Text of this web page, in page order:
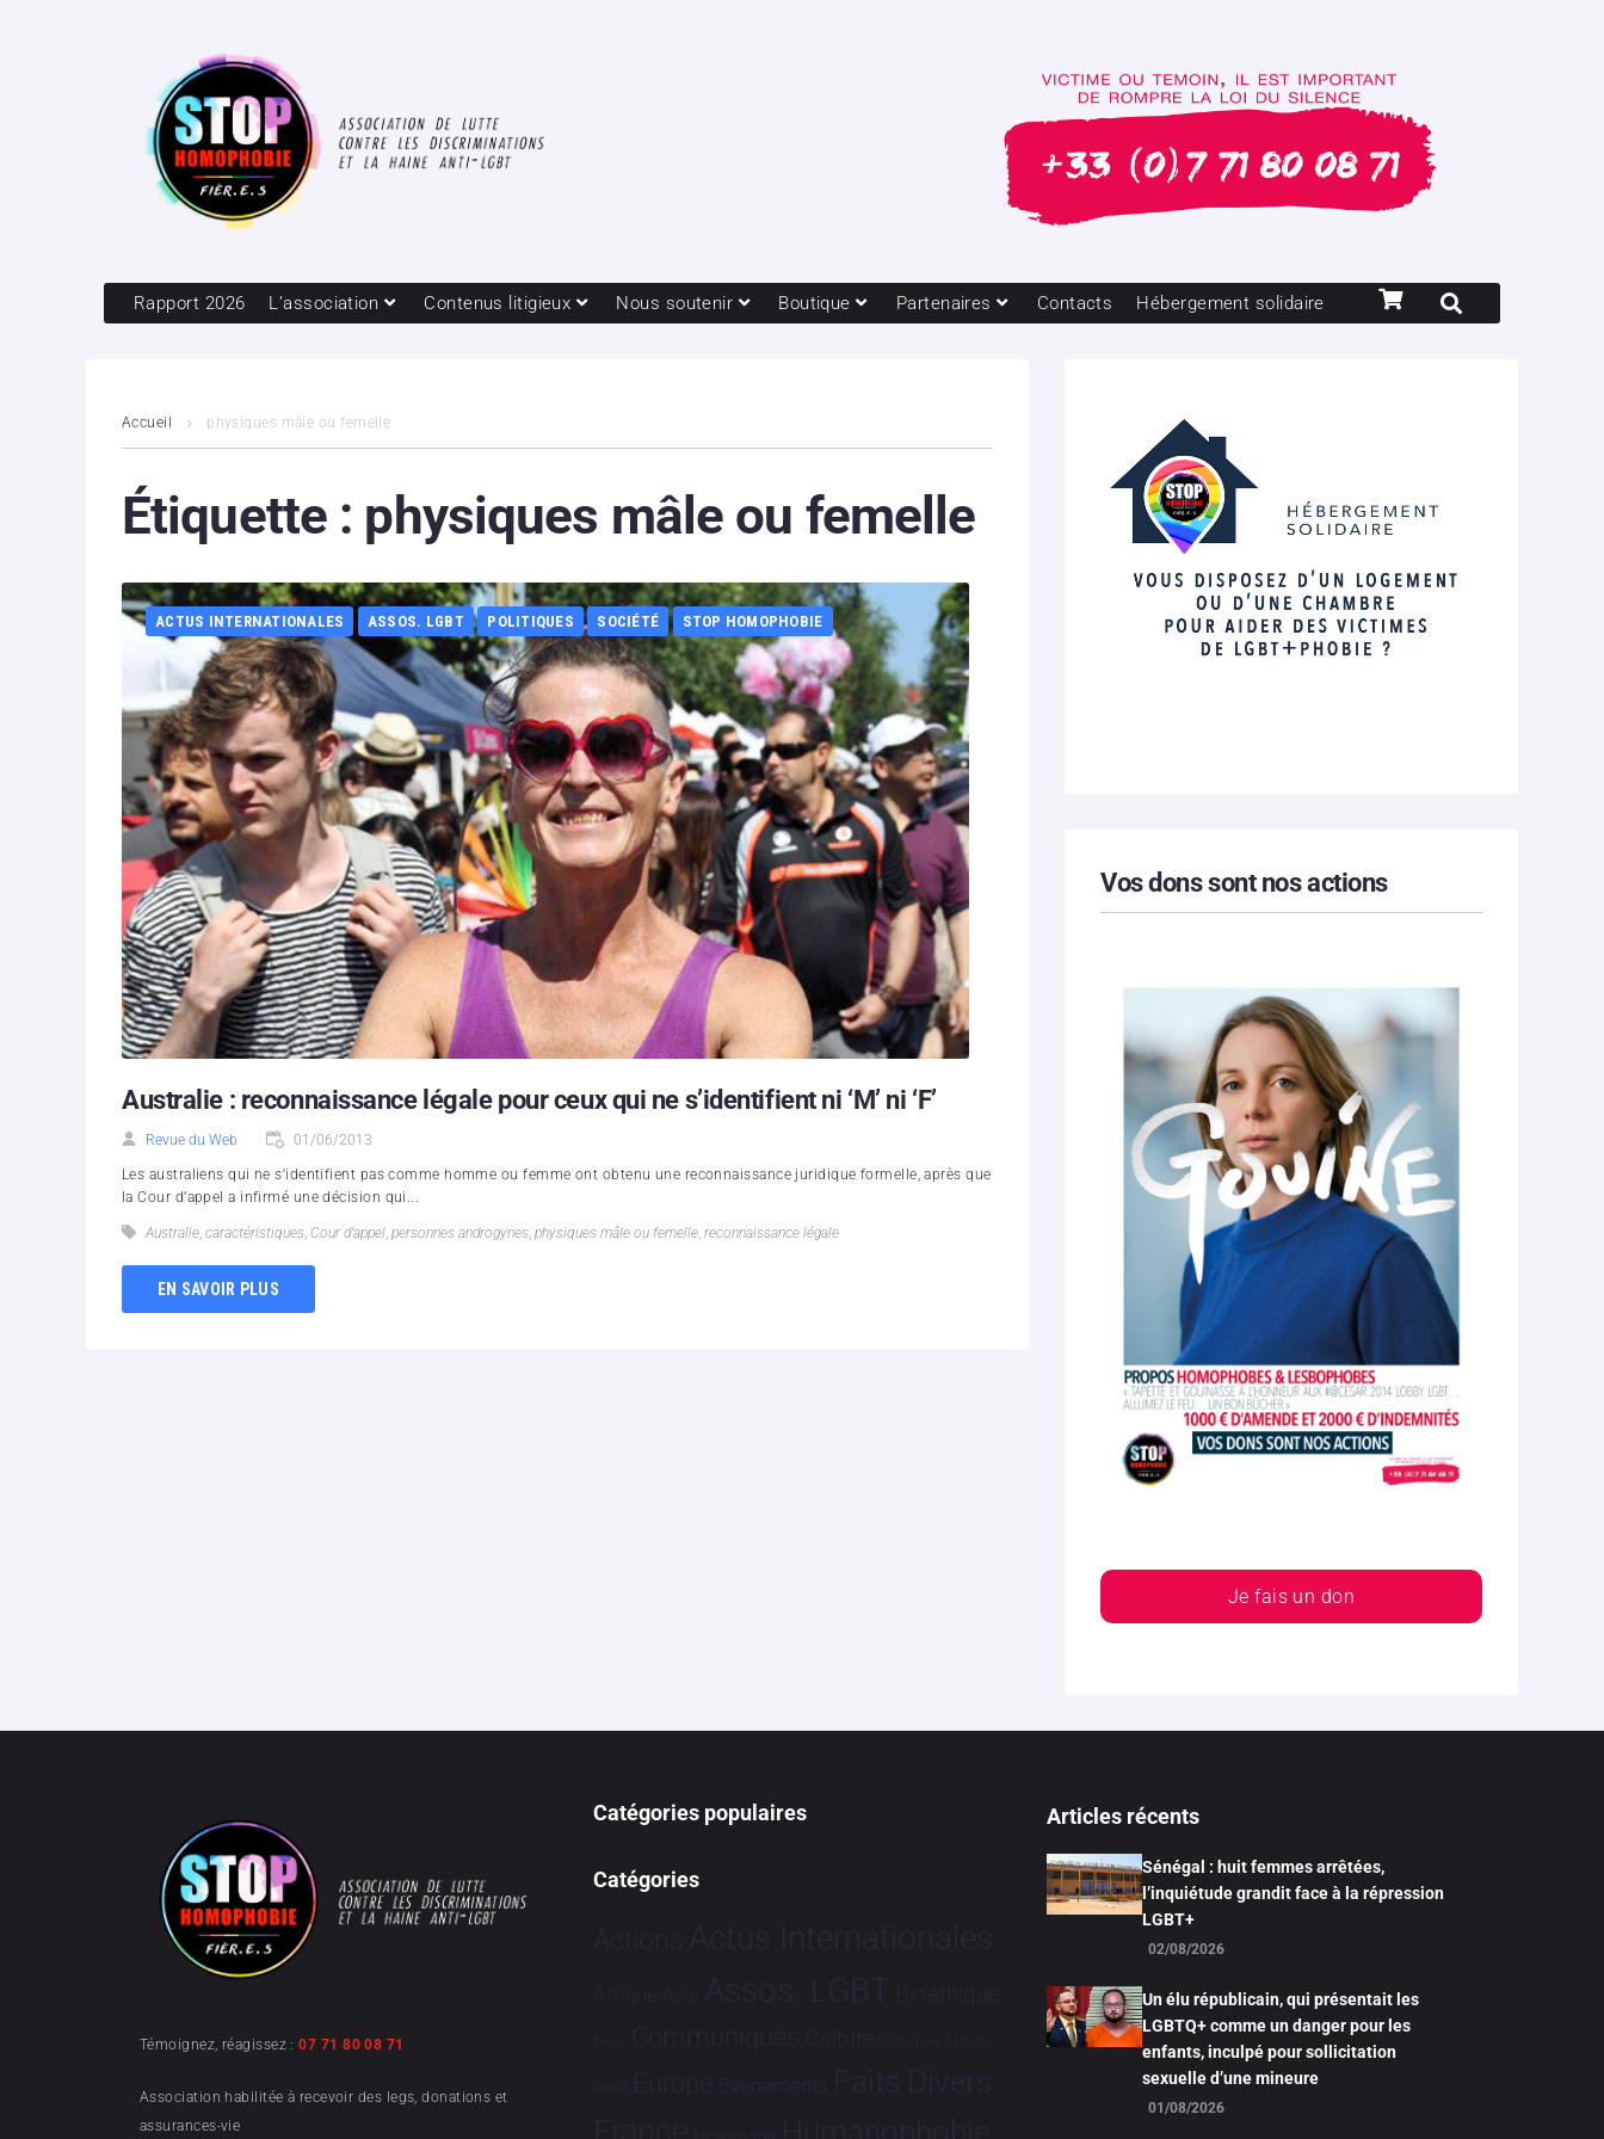
Rapport 2026 L’association Contenus litigieux Nous soutenir Boutique Partenaires Contacts Hébergement solidaire
Accueil physiques mâle ou femelle
Étiquette : physiques mâle ou femelle
ACTUS INTERNATIONALES ASSOS. LGBT POLITIQUES SOCIÉTÉ STOP HOMOPHOBIE
Australie : reconnaissance légale pour ceux qui ne s’identifient ni ‘M’ ni ‘F’
Revue du Web 01/06/2013
Les australiens qui ne s’identifient pas comme homme ou femme ont obtenu une reconnaissance juridique formelle, après que
la Cour d’appel a infirmé une décision qui...
Australie, caractéristiques, Cour d’appel, personnes androgynes, physiques mâle ou femelle, reconnaissance légale
EN SAVOIR PLUS
Vos dons sont nos actions
Je fais un don
Témoignez, réagissez :07 71 80 08 71
Association habilitée à recevoir des legs, donations et
assurances-vie
Catégories populaires
Catégories
Actions Actus Internationales
Afrique Asie Assos. LGBT Bioéthique
Brève Communiqués Culture Dialogues France-
Brésil Europe Evénements Faits Divers
Humanophobie
Articles récents
Sénégal : huit femmes arrêtées,
l’inquiétude grandit face à la répression
LGBT+
02/08/2026
Un élu républicain, qui présentait les
LGBTQ+ comme un danger pour les
enfants, inculpé pour sollicitation
sexuelle d’une mineure
01/08/2026